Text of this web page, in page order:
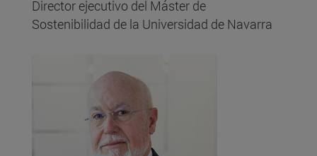
Director ejecutivo del Máster de
Sostenibilidad de la Universidad de Navarra